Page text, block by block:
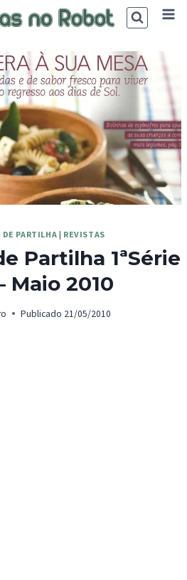
PARTILHA | REVISTAS
Partilha 1ªSérie
Maio 2010
Publicado 21/05/2010